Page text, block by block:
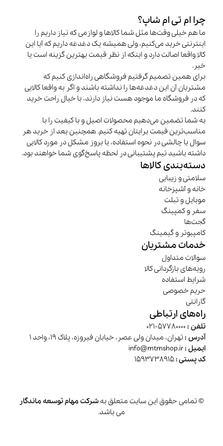
چرا ام تی ام شاپ؟
ما هم خیلی وقت‌ها مثل شما کالاها و لوازمی که نیاز داریم را
اینترنتی خرید می‌کنیم، ولی همیشه یک دغدغه داریم که آیا این
کالا واقعا اصالت دارد و اینکه از نظر قیمت بهترین گزینه است یا
خیر.
برای همین تصمیم گرفتیم فروشگاهی راه‌اندازی کنیم که
مشتریان آن این دغدغه‌ها را نداشته باشند و اگر به واقعا کالایی
که در فروشگاه ما موجود هست نیاز دارند، با خیال راحت خرید
کنند.
به شما تضمین می‌دهیم محصولات اصیل و با کیفیت را با
مناسب‌ترین قیمت برایتان تهیه کنیم. همچنین بعد از خرید هر
سوال یا چالشی در نحوه استفاده، یا بروز مشکل در مورد کالایی
داشته باشید تیم پشتیبانی در لحظه پاسخ‌گوی شما خواهند بود.
دسته‌بندی کالاها
سلامتی و زیبایی
خانه و آشپزخانه
موبایل و تبلت
سفر و کمپینگ
گجت‌ها
کامپیوتر و گیمینگ
خدمات مشتریان
سوالات متداول
رویه‌های بازگردانی کالا
شرایط استفاده
حریم خصوصی
گارانتی
راه‌های ارتباطی
تلفن :
آدرس :تهران، میدان ولی عصر، خیابان فیروزه، پلاک 19، واحد 1
ایمیل :
کد پستی :
© تمامی حقوق این سایت متعلق به شرکت مهام توسعه ماندگار
می باشد.